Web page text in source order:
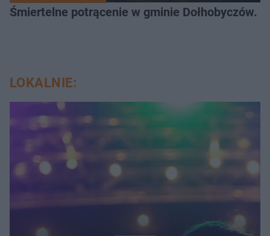
Śmiertelne potrącenie w gminie Dołhobyczów.
LOKALNIE: